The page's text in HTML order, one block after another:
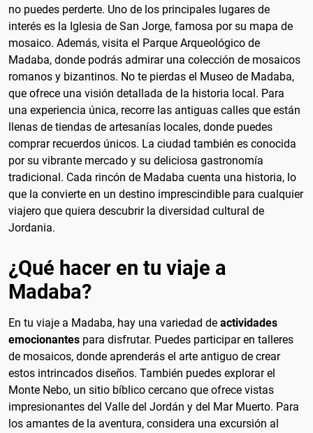
no puedes perderte. Uno de los principales lugares de
interés es la Iglesia de San Jorge, famosa por su mapa de
mosaico. Además, visita el Parque Arqueológico de
Madaba, donde podrás admirar una colección de mosaicos
romanos y bizantinos. No te pierdas el Museo de Madaba,
que ofrece una visión detallada de la historia local. Para
una experiencia única, recorre las antiguas calles que están
llenas de tiendas de artesanías locales, donde puedes
comprar recuerdos únicos. La ciudad también es conocida
por su vibrante mercado y su deliciosa gastronomía
tradicional. Cada rincón de Madaba cuenta una historia, lo
que la convierte en un destino imprescindible para cualquier
viajero que quiera descubrir la diversidad cultural de
Jordania.
¿Qué hacer en tu viaje a
Madaba?
En tu viaje a Madaba, hay una variedad de actividades
emocionantes para disfrutar. Puedes participar en talleres
de mosaicos, donde aprenderás el arte antiguo de crear
estos intrincados diseños. También puedes explorar el
Monte Nebo, un sitio bíblico cercano que ofrece vistas
impresionantes del Valle del Jordán y del Mar Muerto. Para
los amantes de la aventura, considera una excursión al